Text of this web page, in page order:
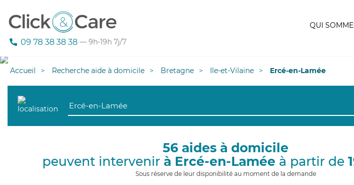
09 78 38 38 38 — 9h-19h 7j/7
QUI
Accueil Recherche aide à domicile Bretagne Ile-et-Vilaine Ercé-en-Lamée
56 aides à domicile
peuvent intervenir à Ercé-en-Lamée à partir de
Sous réserve de leur disponibilité au moment de la demande